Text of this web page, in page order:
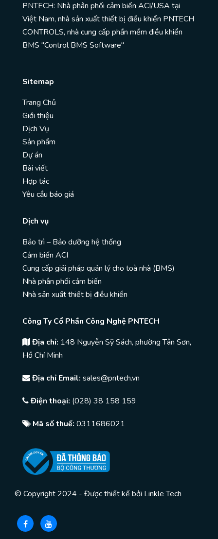
PNTECH: Nhà phân phối cảm biến ACI/USA tại
Việt Nam, nhà sản xuất thiết bị điều khiển PNTECH
CONTROLS, nhà cung cấp phần mềm điều khiển
BMS "Control BMS Software"
Sitemap
Trang Chủ
Giới thiệu
Dịch Vụ
Sản phẩm
Dự án
Bài viết
Hợp tác
Yêu cầu báo giá
Dịch vụ
Bảo trì – Bảo dưỡng hệ thống
Cảm biến ACI
Cung cấp giải pháp quản lý cho toà nhà (BMS)
Nhà phân phối cảm biến
Nhà sản xuất thiết bị điều khiển
Công Ty Cổ Phần Công Nghệ PNTECH
Địa chỉ: 148 Nguyễn Sỹ Sách, phường Tân Sơn,
Hồ Chí Minh
Địa chỉ Email: sales@pntech.vn
Điện thoại: (028) 38 158 159
Mã số thuế: 0311686021
© Copyright 2024 - Được thiết kế bởi Linkle Tech